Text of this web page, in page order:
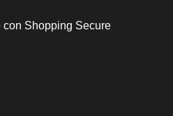
Shopping Secure